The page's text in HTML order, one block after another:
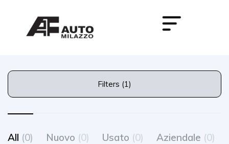
Filters (1)
All (0) Nuovo (0) Usato (0) Aziendale (0)